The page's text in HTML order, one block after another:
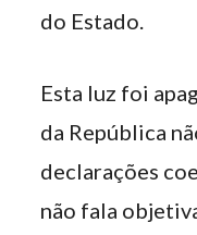
do Estado.
Esta luz foi
da República
declarações
não fala